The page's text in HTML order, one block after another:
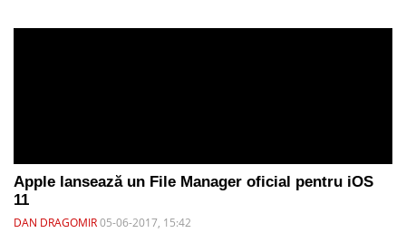
Apple lansează un File Manager oficial pentru iOS
11
DAN DRAGOMIR05-06-2017, 15:42